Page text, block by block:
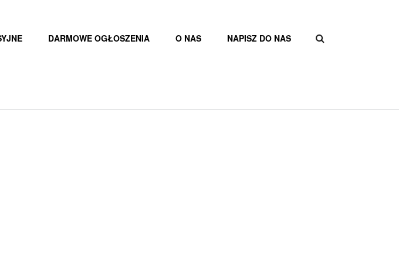
DARMOWE OGŁOSZENIA O NAS NAPISZ DO NAS